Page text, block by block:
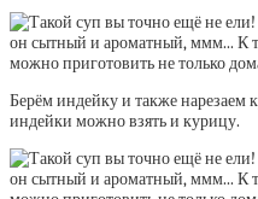
Берём индейку и также нарезаем
индейки можно взять и курицу.